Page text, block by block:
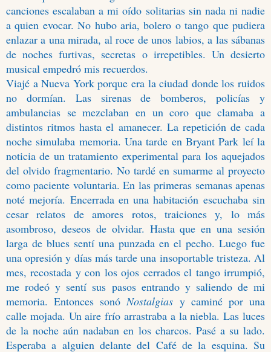
canciones escalaban a mi oído solitarias sin nada ni nadie
a quien evocar. No hubo aria, bolero o tango que pudiera
enlazar a una mirada, al roce de unos labios, a las sábanas
de noches furtivas, secretas o irrepetibles. Un desierto
musical empedró mis recuerdos.
Viajé a Nueva York porque era la ciudad donde los ruidos
no dormían. Las sirenas de bomberos, policías y
ambulancias se mezclaban en un coro que clamaba a
distintos ritmos hasta el amanecer. La repetición de cada
noche simulaba memoria. Una tarde en Bryant Park leí la
noticia de un tratamiento experimental para los aquejados
del olvido fragmentario. No tardé en sumarme al proyecto
como paciente voluntaria. En las primeras semanas apenas
noté mejoría. Encerrada en una habitación escuchaba sin
cesar relatos de amores rotos, traiciones y, lo más
asombroso, deseos de olvidar. Hasta que en una sesión
larga de blues sentí una punzada en el pecho. Luego fue
una opresión y días más tarde una insoportable tristeza. Al
mes, recostada y con los ojos cerrados el tango irrumpió,
me rodeó y sentí sus pasos entrando y saliendo de mi
memoria. Entonces sonóNostalgias y caminé por una
calle mojada. Un aire frío arrastraba a la niebla. Las luces
de la noche aún nadaban en los charcos. Pasé a su lado.
Esperaba a alguien delante del Café de la esquina. Su